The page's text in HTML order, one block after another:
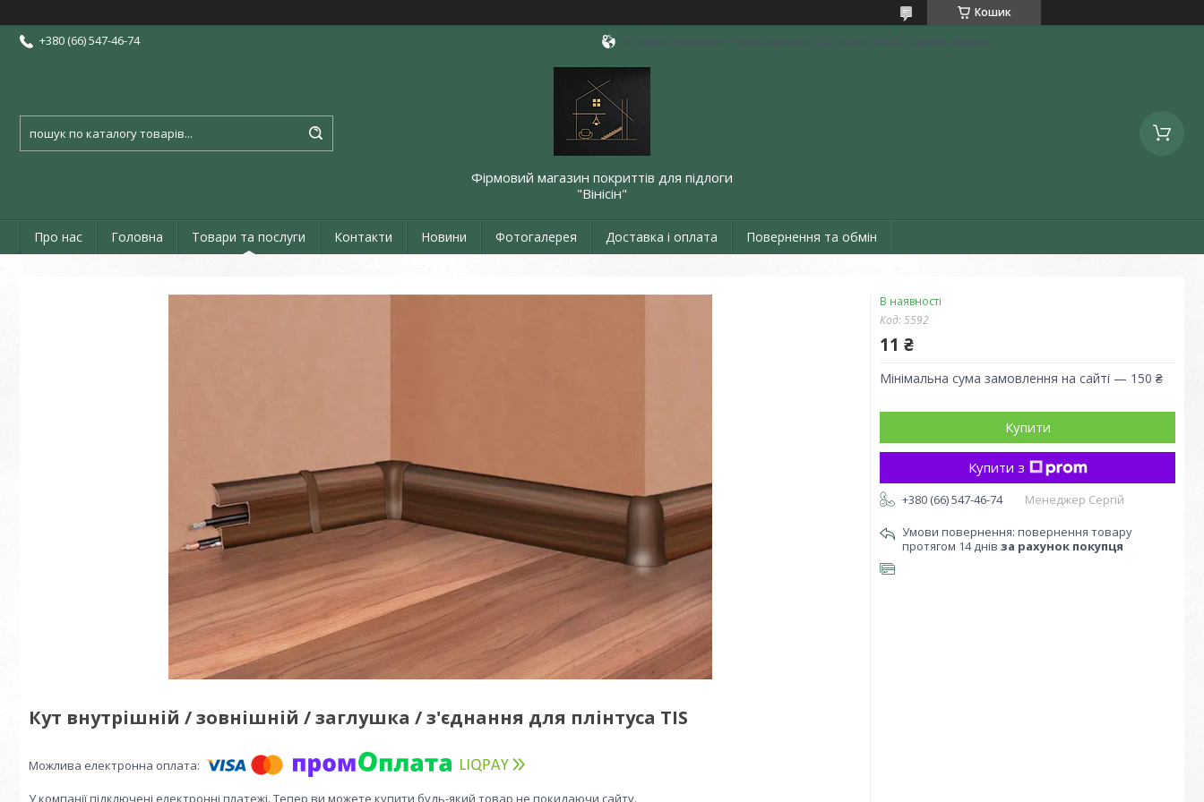
Кошик
+380 (66) 547-46-74
Фірмовий магазин покриттів для підлоги
"Вінісін"
Про нас Головна Товари та послуги Контакти Новини Фотогалерея Доставка і оплата Повернення та обмін
Кут внутрішній / зовнішній / заглушка / з'єднання для плінтуса TIS
У компанії підключені електронні платежі. Тепер ви можете купити будь-який товар не покидаючи сайту.
В наявності
Код:5592
11 ₴
Мінімальна сума замовлення на сайті — 150 ₴
Купити
Купити з
+380 (66) 547-46-74
Менеджер Сергій
повернення товару
протягом 14 днів за рахунок покупця